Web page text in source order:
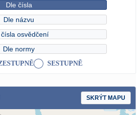
Dle čísla
Dle názvu
čísla osvědčení
Dle normy
SESTUPNĚ
SKRÝT MAPU